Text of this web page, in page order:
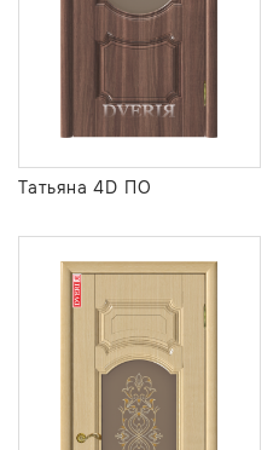
Татьяна 4D ПО